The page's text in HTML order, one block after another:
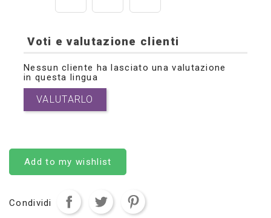
Voti e valutazione clienti
Nessun cliente ha lasciato una valutazione
in questa lingua
VALUTARLO
Add to my wishlist
Condividi